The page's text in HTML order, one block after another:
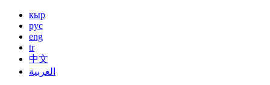
кыр
рус
eng
tr
中文
العربية